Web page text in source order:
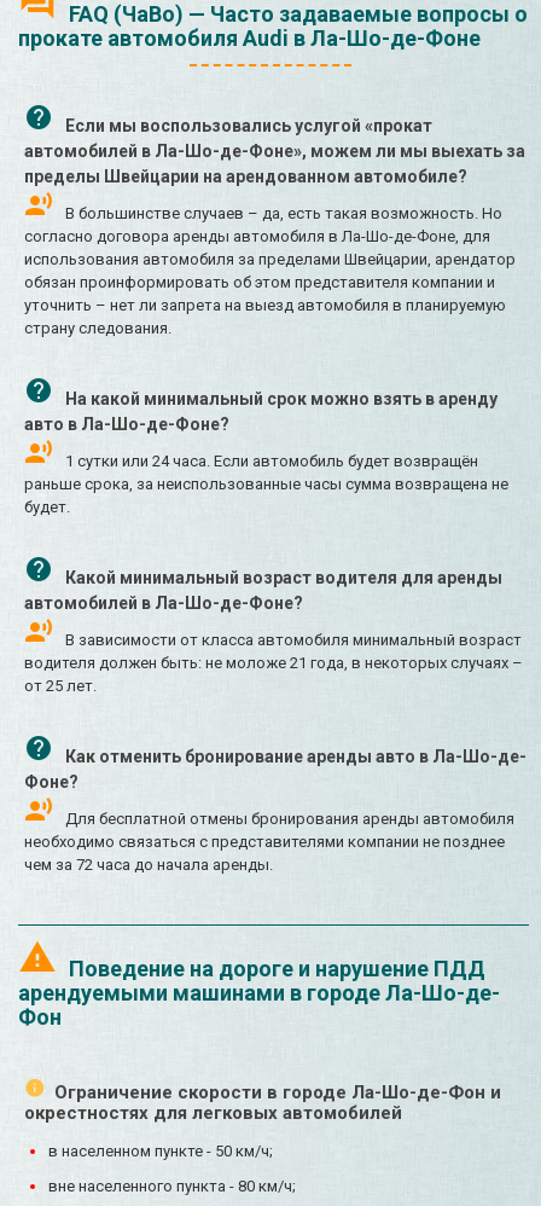
FAQ (ЧаВо) — Часто задаваемые вопросы о
прокате автомобиля Audi в Ла-Шо-де-Фоне
Если мы воспользовались услугой «прокат
автомобилей в Ла-Шо-де-Фоне», можем ли мы выехать за
пределы Швейцарии на арендованном автомобиле?
В большинстве случаев – да, есть такая возможность. Но
согласно договора аренды автомобиля в Ла-Шо-де-Фоне, для
использования автомобиля за пределами Швейцарии, арендатор
обязан проинформировать об этом представителя компании и
уточнить – нет ли запрета на выезд автомобиля в планируемую
страну следования.
На какой минимальный срок можно взять в аренду
авто в Ла-Шо-де-Фоне?
1 сутки или 24 часа. Если автомобиль будет возвращён
раньше срока, за неиспользованные часы сумма возвращена не
будет.
Какой минимальный возраст водителя для аренды
автомобилей в Ла-Шо-де-Фоне?
В зависимости от класса автомобиля минимальный возраст
водителя должен быть: не моложе 21 года, в некоторых случаях –
от 25 лет.
Как отменить бронирование аренды авто в Ла-Шо-де-
Фоне?
Для бесплатной отмены бронирования аренды автомобиля
необходимо связаться с представителями компании не позднее
чем за 72 часа до начала аренды.
Поведение на дороге и нарушение ПДД
арендуемыми машинами в городе Ла-Шо-де-
Фон
Ограничение скорости в городе Ла-Шо-де-Фон и
окрестностях для легковых автомобилей
в населенном пункте - 50 км/ч;
вне населенного пункта - 80 км/ч;